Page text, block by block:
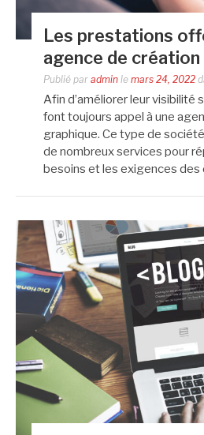
Les prestations
agence de
Publié par admin le mars 24, 2022
Afin d’améliorer leur visibilité
font toujours appel à une
graphique. Ce type de
de nombreux services pour
besoins et les exigences